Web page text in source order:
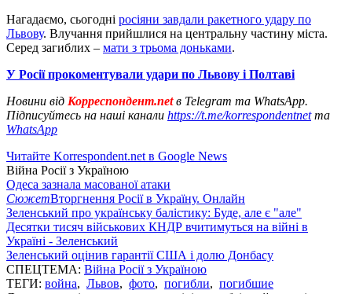
Нагадаємо, сьогодні росіяни завдали ракетного удару по
Львову. Влучання прийшлися на центральну частину міста.
Серед загиблих – мати з трьома доньками.
У Росії прокоментували удари по Львову і Полтаві
Новини від Корреспондент.netв Telegram та WhatsApp.
Підписуйтесь на наші канали https://t.me/korrespondentnetта
WhatsApp
Читайте Korrespondent.net в Google News
Війна Росії з Україною
Одеса зазнала масованої атаки
СюжетВторгнення Росії в Україну. Онлайн
Зеленський про українську балістику: Буде, але є "але"
Десятки тисяч військових КНДР вчитимуться на війні в
Україні - Зеленський
Зеленський оцінив гарантії США і долю Донбасу
СПЕЦТЕМА: Війна Росії з Україною
ТЕГИ: война, Львов, фото, погибли, погибшие